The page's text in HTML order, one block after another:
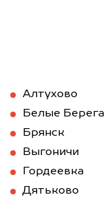
Алтухово
Белые Берега
Брянск
Выгоничи
Гордеевка
Дятьково